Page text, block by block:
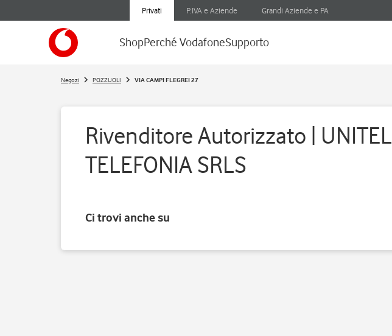
Privati P.IVA e Aziende Grandi Aziende e PA
ShopPerché VodafoneSupporto
Negozi POZZUOLI VIA CAMPI FLEGREI 27
Rivenditore Autorizzato | UNITEL
TELEFONIA SRLS
Ci trovi anche su